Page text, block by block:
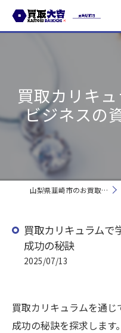
買取カリキ
ビジネスの
山梨県韮崎市のお買取なら買取大吉 韮崎駅前店
買取カリキュラムで
成功の秘訣
2025/07/13
買取カリキュラムを通
成功の秘訣を探求しま